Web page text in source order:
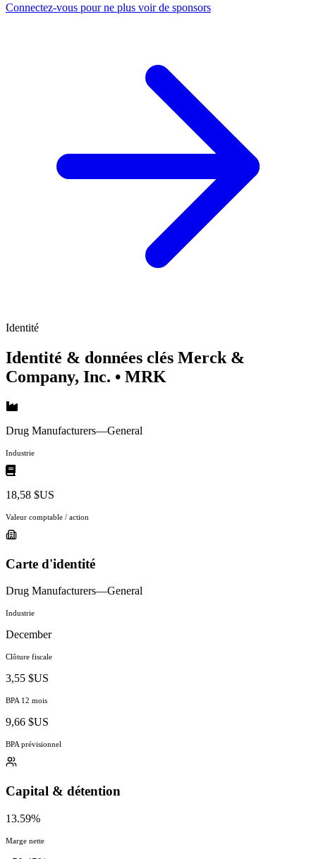
Connectez-vous pour ne plus voir de sponsors
Identité
Identité & données clés Merck &
Company, Inc. • MRK
Drug Manufacturers—General
Industrie
18,58 $US
Valeur comptable / action
Carte d'identité
Drug Manufacturers—General
Industrie
December
Clôture fiscale
3,55 $US
BPA 12 mois
9,66 $US
BPA prévisionnel
Capital & détention
13.59%
Marge nette